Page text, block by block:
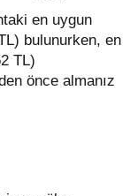
en uygun
bulunurken, en
TL)
önce almanız